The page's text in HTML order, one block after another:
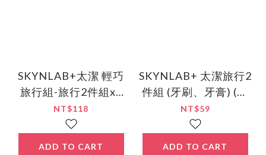
SKYNLAB+太潔 輕巧
旅行組-旅行2件組x2
(牙刷、牙膏) (情侶旅
行組)
NT$118
ADD TO CART
SKYNLAB+ 太潔旅行2
件組 (牙刷、牙膏) (旅
行組)
NT$59
ADD TO CART